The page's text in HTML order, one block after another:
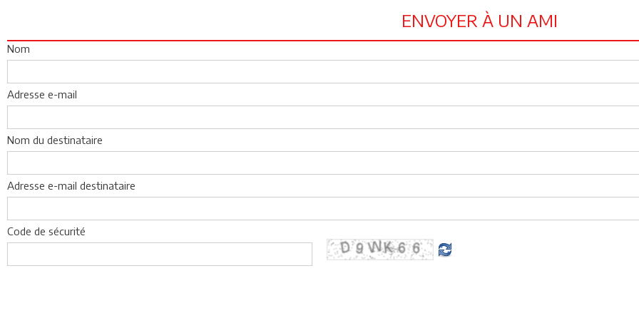
ENVOYER À UN AMI
Nom
Adresse e-mail
Nom du destinataire
Adresse e-mail destinataire
Code de sécurité